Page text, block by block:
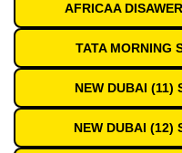
AFRICAA
TATA MORNING
NEW DUBAI (11)
NEW DUBAI (12)